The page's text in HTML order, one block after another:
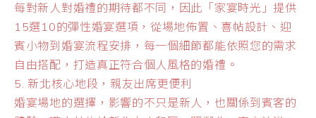
每對新人對婚禮的期待都不同，因此「家宴時光」提供
15選10的彈性婚宴選項，從場地佈置、喜帖設計、迎
賓小物到婚宴流程安排，每一個細節都能依照您的需求
自由搭配，打造真正符合個人風格的婚禮。
5. 新北核心地段，親友出席更便利
婚宴場地的選擇，影響的不只是新人，也關係到賓客的